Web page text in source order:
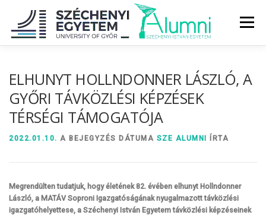
tartalomhoz
Menü
DIPLOMAÁTADÓ DIPLOMÁN TÚL
ELHUNYT HOLLNDONNER LÁSZLÓ, A
GYŐRI TÁVKÖZLÉSI KÉPZÉSEK
TÉRSÉGI TÁMOGATÓJA
2022.01.10. A BEJEGYZÉS DÁTUMA SZE ALUMNI ÍRTA
Megrendülten tudatjuk, hogy életének 82. évében elhunyt Hollndonner
László, a MATÁV Soproni Igazgatóságának nyugalmazott távközlési
igazgatóhelyettese, a Széchenyi István Egyetem távközlési képzéseinek